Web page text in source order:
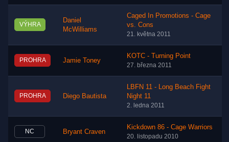
VÝHRA
Daniel
McWilliams
Caged In Promotions - Cage
vs. Cons
21. května 2011
PROHRA Jamie Toney
KOTC - Turning Point
27. března 2011
PROHRA Diego Bautista
LBFN 11 - Long Beach Fight
Night 11
2. ledna 2011
NC Bryant Craven
Kickdown 86 - Cage Warriors
20. listopadu 2010